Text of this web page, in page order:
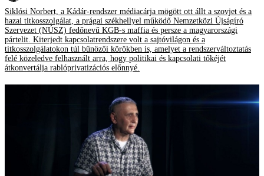
Siklósi Norbert, a Kádár-rendszer médiacárja mögött ott állt a szovjet és a
hazai titkosszolgálat, a prágai székhellyel működő Nemzetközi Újságíró
Szervezet (NÚSZ) fedőnevű KGB-s maffia és persze a magyarországi
pártelit. Kiterjedt kapcsolatrendszere volt a sajtóvilágon és a
titkosszolgálatokon túl bűnözői körökben is, amelyet a rendszerváltoztatás
felé közeledve felhasznált arra, hogy politikai és kapcsolati tőkéjét
átkonvertálja rablóprivatizációs előnnyé.